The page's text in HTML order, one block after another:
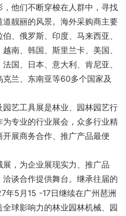
他们不断穿梭在人群中，寻找
靓丽的风景。海外采购商主要
、俄罗斯、印度、马来西亚、
南、韩国、斯里兰卡、美国、
国、日本、意大利、肯尼亚、
兰、东南亚等60多个国家及
艺工具展是林业、园林园艺行
专业的行业展会，众多行业精
展商务合作、推广产品最便
，为企业展现实力、推广品
谈合作提供舞台。继承往届的
年5月15 -17日继续在广州琶洲
球影响力的林业园林机械、园